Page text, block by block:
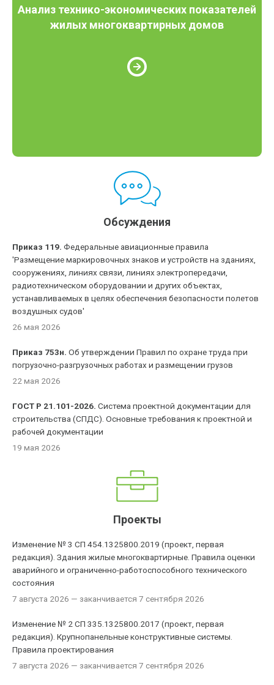
Анализ технико-экономических показателей
жилых многоквартирных домов
Обсуждения
Приказ 119. Федеральные авиационные правила
'Размещение маркировочных знаков и устройств на зданиях,
сооружениях, линиях связи, линиях электропередачи,
радиотехническом оборудовании и других объектах,
устанавливаемых в целях обеспечения безопасности полетов
воздушных судов'
26 мая 2026
Приказ 753н. Об утверждении Правил по охране труда при
погрузочно-разгрузочных работах и размещении грузов
22 мая 2026
ГОСТ Р 21.101-2026. Система проектной документации для
строительства (СПДС). Основные требования к проектной и
рабочей документации
19 мая 2026
Проекты
Изменение № 3 СП 454.1325800.2019 (проект, первая
редакция). Здания жилые многоквартирные. Правила оценки
аварийного и ограниченно-работоспособного технического
состояния
7 августа 2026 — заканчивается 7 сентября 2026
Изменение № 2 СП 335.1325800.2017 (проект, первая
редакция). Крупнопанельные конструктивные системы.
Правила проектирования
7 августа 2026 — заканчивается 7 сентября 2026